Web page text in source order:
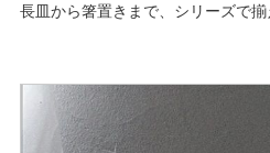
長皿から箸置きまで、シリーズで揃